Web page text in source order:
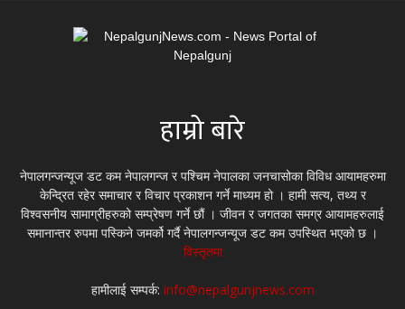
हाम्रो बारे
नेपालगन्जन्यूज डट कम नेपालगन्ज र पश्चिम नेपालका जनचासोका विविध आयामहरुमा
केन्द्रित रहेर समाचार र विचार प्रकाशन गर्ने माध्यम हो । हामी सत्य, तथ्य र
विश्वसनीय सामाग्रीहरुको सम्प्रेषण गर्ने छौं । जीवन र जगतका समग्र आयामहरुलाई
समानान्तर रुपमा पस्किने जमर्को गर्दै नेपालगन्जन्यूज डट कम उपस्थित भएको छ ।
विस्तृतमा
हामीलाई सम्पर्क: info@nepalgunjnews.com